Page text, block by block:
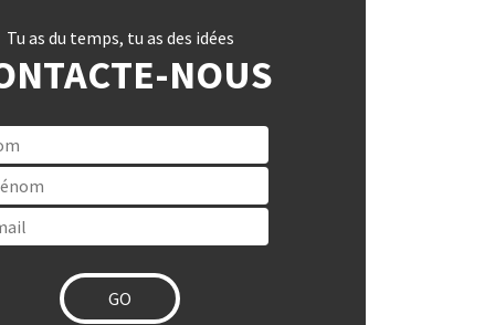
Tu as du temps, tu as des idées
NOUS